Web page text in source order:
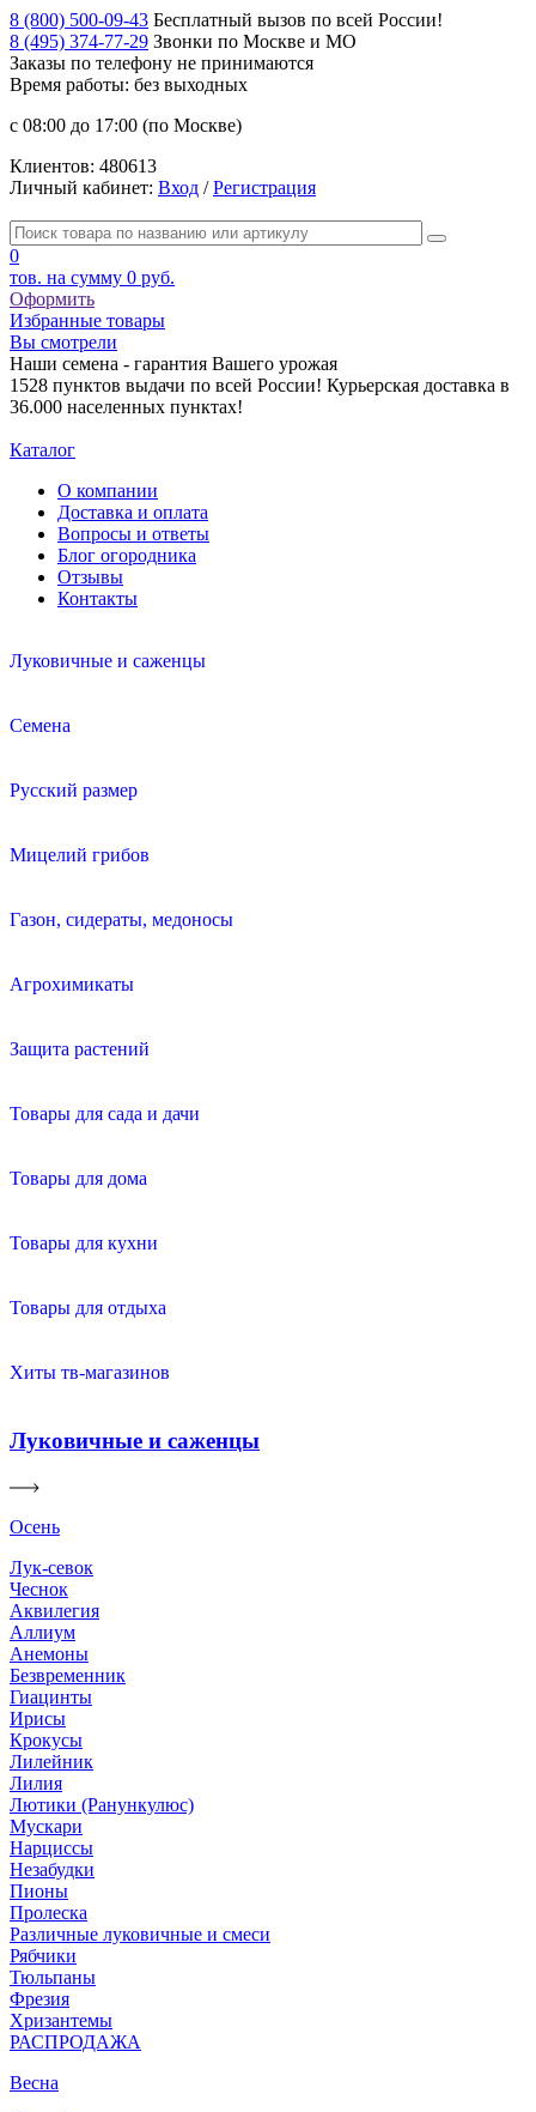
8 (800) 500-09-43 Бесплатный вызов по всей России!
8 (495) 374-77-29 Звонки по Москве и МО
Заказы по телефону не принимаются
Время работы: без выходных
с 08:00 до 17:00 (по Москве)
Клиентов: 480613
Личный кабинет: Вход /Регистрация
0
тов. на сумму 0 руб.
Оформить
Избранные товары
Вы смотрели
Наши семена - гарантия Вашего урожая
1528 пунктов выдачи по всей России! Курьерская доставка в
36.000 населенных пунктах!
Каталог
О компании
Доставка и оплата
Вопросы и ответы
Блог огородника
Отзывы
Контакты
Луковичные и саженцы
Семена
Русский размер
Мицелий грибов
Газон, сидераты, медоносы
Агрохимикаты
Защита растений
Товары для сада и дачи
Товары для дома
Товары для кухни
Товары для отдыха
Хиты тв-магазинов
Луковичные и саженцы
Осень
Лук-севок
Чеснок
Аквилегия
Аллиум
Анемоны
Безвременник
Гиацинты
Ирисы
Крокусы
Лилейник
Лилия
Лютики (Ранункулюс)
Мускари
Нарцисcы
Незабудки
Пионы
Пролеска
Различные луковичные и смеси
Рябчики
Тюльпаны
Фрезия
Хризантемы
РАСПРОДАЖА
Весна